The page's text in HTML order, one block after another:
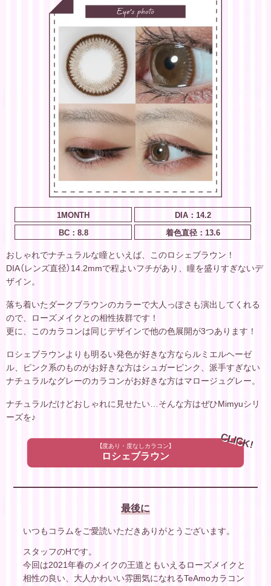
1MONTH
DIA：14.2
BC：8.8
着色直径：13.6
おしゃれでナチュラルな瞳といえば、このロシェブラウン！
DIA（レンズ直径）14.2mmで程よいフチがあり、瞳を盛りすぎないデ
ザイン。
落ち着いたダークブラウンのカラーで大人っぽさも演出してくれる
ので、ローズメイクとの相性抜群です！
更に、このカラコンは同じデザインで他の色展開が3つあります！
ロシェブラウンよりも明るい発色が好きな方ならルミエルヘーゼ
ル、ピンク系のものがお好きな方はシュガーピンク、派手すぎない
ナチュラルなグレーのカラコンがお好きな方はマロージュグレー。
ナチュラルだけどおしゃれに見せたい…そんな方はぜひMimyuシリ
ーズを♪
【度あり・度なしカラコン】
ロシェブラウン
CLICK!
最後に
いつもコラムをご愛読いただきありがとうございます。
スタッフのHです。
今回は2021年春のメイクの王道ともいえるローズメイクと
相性の良い、大人かわいい雰囲気になれるTeAmoカラコン